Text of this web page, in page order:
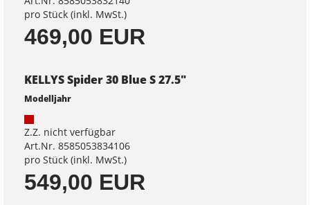
pro Stück (inkl. MwSt.)
469,00 EUR
KELLYS Spider 30 Blue S 27.5"
Modelljahr
Z.Z. nicht verfügbar
Art.Nr. 8585053834106
pro Stück (inkl. MwSt.)
549,00 EUR